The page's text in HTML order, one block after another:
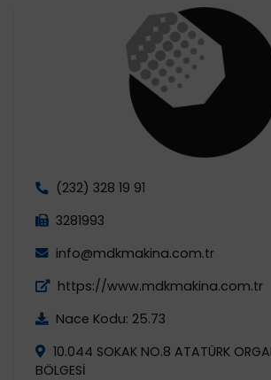
(232) 328 19 91
3281993
info@mdkmakina.com.tr
https://www.mdkmakina.com.tr
Nace Kodu: 25.73
10.044 SOKAK NO.8 ATATÜRK
BÖLGESİ